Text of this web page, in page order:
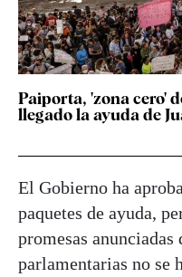
Paiporta, 'zona cero'
llegado la ayuda de
El Gobierno ha
paquetes de ayuda,
promesas anunciadas
parlamentarias no se